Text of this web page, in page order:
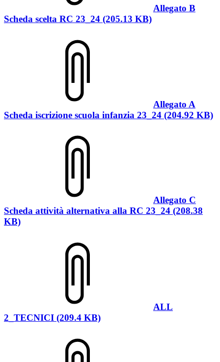
Allegato B
Scheda scelta RC 23_24 (205.13 KB)
Allegato A
Scheda iscrizione scuola infanzia 23_24 (204.92 KB)
Allegato C
Scheda attività alternativa alla RC 23_24 (208.38
KB)
ALL
2_TECNICI (209.4 KB)